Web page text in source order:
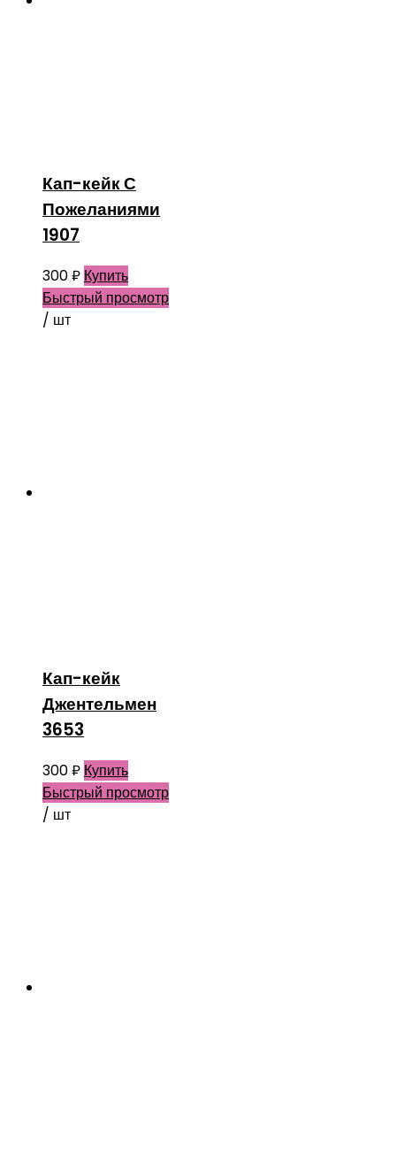
Кап-кейк С
Пожеланиями
1907
300₽ Купить
Быстрый просмотр
/ шт
Кап-кейк
Джентельмен
3653
300₽ Купить
Быстрый просмотр
/ шт